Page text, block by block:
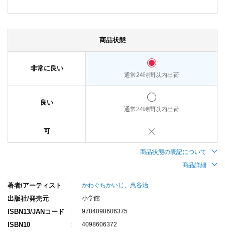
商品状態
非常に良い
通常24時間以内出荷
良い
通常24時間以内出荷
可
商品状態の表記について
商品詳細
著者/アーティスト かわぐちかいじ、惠谷治
出版社/発売元 小学館
ISBN13/JANコード 9784098606375
ISBN10 4098606372